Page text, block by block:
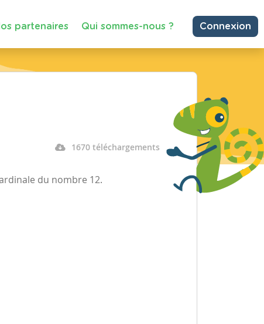
partenaires Qui sommes-nous ? Connexion
1670 téléchargements
du nombre 12.